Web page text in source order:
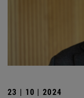
23 | 10 | 2024